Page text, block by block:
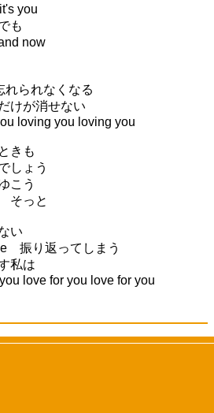
you
も
now
れられなくなる
けが消せない
loving you loving you
きも
しょう
こう
そっと
い
振り返ってしまう
私は
love for you love for you